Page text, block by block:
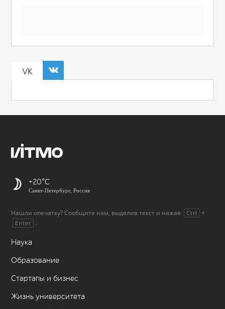
VK
+20
Санкт-Петербург, Россия
Нашли опечатку? Сообщите нам, выделив текст и нажав Ctrl +
Enter .
Наука
Образование
Стартапы и бизнес
Жизнь университета